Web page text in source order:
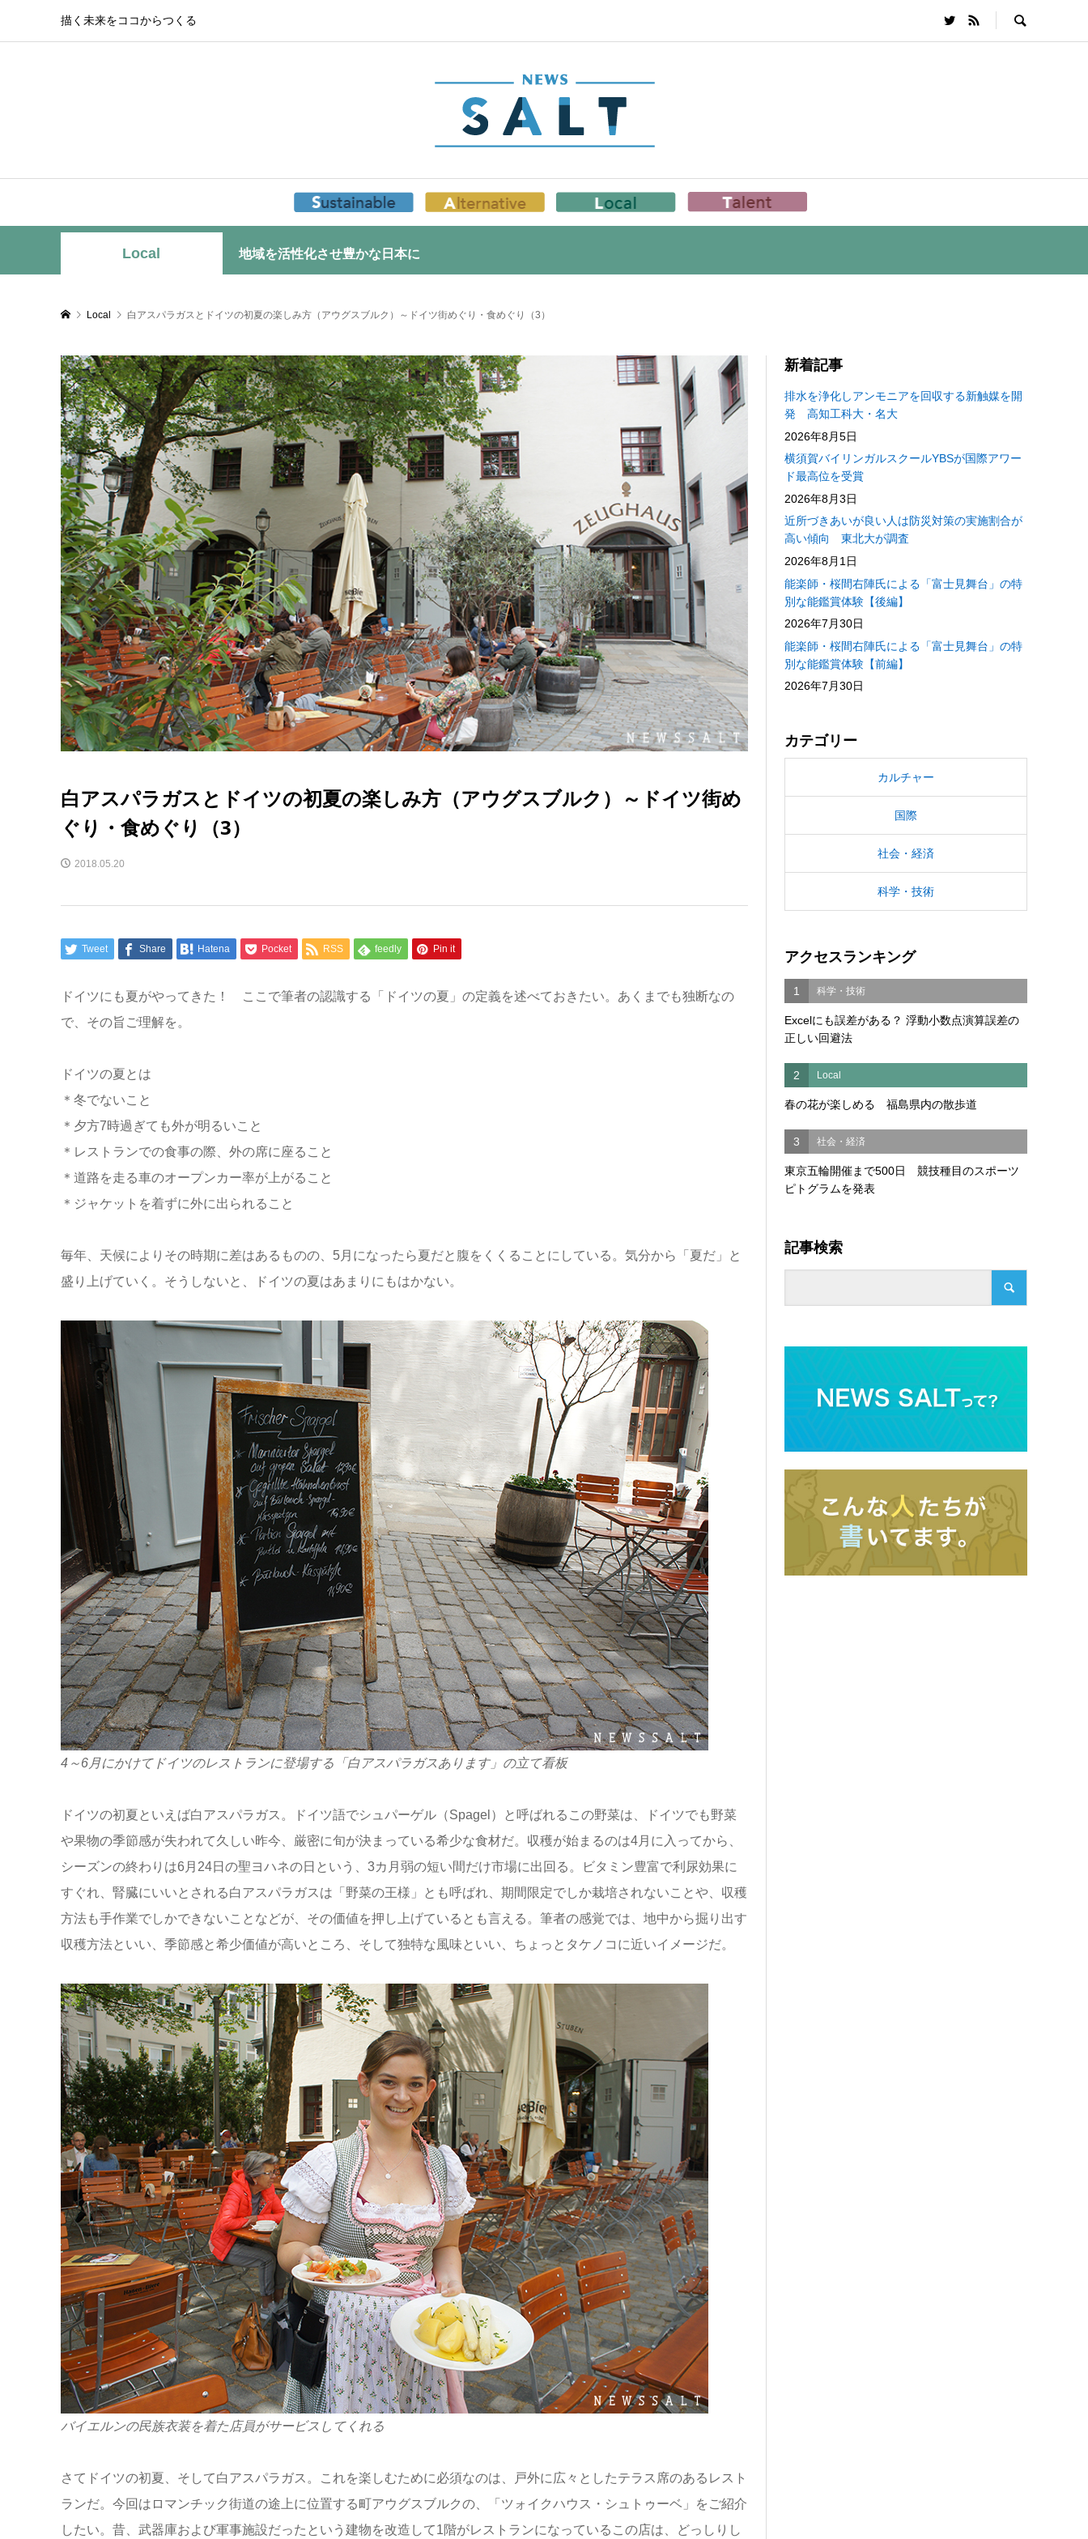
描く未来をココからつくる
Local 地域を活性化させ豊かな日本に
Local 白アスパラガスとドイツの初夏の楽しみ方（アウグスブルク）～ドイツ街めぐり・食めぐり（3）
白アスパラガスとドイツの初夏の楽しみ方（アウグスブルク）～ドイツ街め
ぐり・食めぐり（3）
2018.05.20
Tweet Share Hatena Pocket RSS feedly Pin it
ドイツにも夏がやってきた！ ここで筆者の認識する「ドイツの夏」の定義を述べておきたい。あくまでも独断なの
で、その旨ご理解を。
ドイツの夏とは
＊冬でないこと
＊夕方7時過ぎても外が明るいこと
＊レストランでの食事の際、外の席に座ること
＊道路を走る車のオープンカー率が上がること
＊ジャケットを着ずに外に出られること
毎年、天候によりその時期に差はあるものの、5月になったら夏だと腹をくくることにしている。気分から「夏だ」と
盛り上げていく。そうしないと、ドイツの夏はあまりにもはかない。
4～6月にかけてドイツのレストランに登場する「白アスパラガスあります」の立て看板
ドイツの初夏といえば白アスパラガス。ドイツ語でシュパーゲル（Spagel）と呼ばれるこの野菜は、ドイツでも野菜
や果物の季節感が失われて久しい昨今、厳密に旬が決まっている希少な食材だ。収穫が始まるのは4月に入ってから、
シーズンの終わりは6月24日の聖ヨハネの日という、3カ月弱の短い間だけ市場に出回る。ビタミン豊富で利尿効果に
すぐれ、腎臓にいいとされる白アスパラガスは「野菜の王様」とも呼ばれ、期間限定でしか栽培されないことや、収穫
方法も手作業でしかできないことなどが、その価値を押し上げているとも言える。筆者の感覚では、地中から掘り出す
収穫方法といい、季節感と希少価値が高いところ、そして独特な風味といい、ちょっとタケノコに近いイメージだ。
バイエルンの民族衣装を着た店員がサービスしてくれる
さてドイツの初夏、そして白アスパラガス。これを楽しむために必須なのは、戸外に広々としたテラス席のあるレスト
ランだ。今回はロマンチック街道の途上に位置する町アウグスブルクの、「ツォイクハウス・シュトゥーベ」をご紹介
したい。昔、武器庫および軍事施設だったという建物を改造して1階がレストランになっているこの店は、どっしりし
新着記事
排水を浄化しアンモニアを回収する新触媒を開
発 高知工科大・名大
2026年8月5日
横須賀バイリンガルスクールYBSが国際アワー
ド最高位を受賞
2026年8月3日
近所づきあいが良い人は防災対策の実施割合が
高い傾向 東北大が調査
2026年8月1日
能楽師・桜間右陣氏による「富士見舞台」の特
別な能鑑賞体験【後編】
2026年7月30日
能楽師・桜間右陣氏による「富士見舞台」の特
別な能鑑賞体験【前編】
2026年7月30日
カテゴリー
カルチャー
国際
社会・経済
科学・技術
アクセスランキング
1 科学・技術
Excelにも誤差がある？ 浮動小数点演算誤差の
正しい回避法
2 Local
春の花が楽しめる 福島県内の散歩道
3 社会・経済
東京五輪開催まで500日 競技種目のスポーツ
ピトグラムを発表
記事検索